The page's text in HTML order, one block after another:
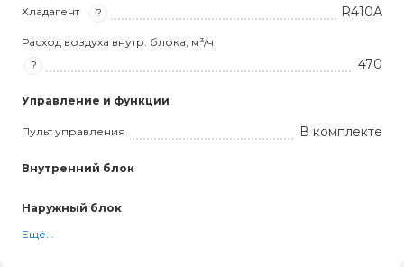
Хладагент ? R410A
Расход воздуха внутр. блока, м³/ч
?
470
Управление и функции
Пульт управления В комплекте
Внутренний блок
Наружный блок
Ещё...